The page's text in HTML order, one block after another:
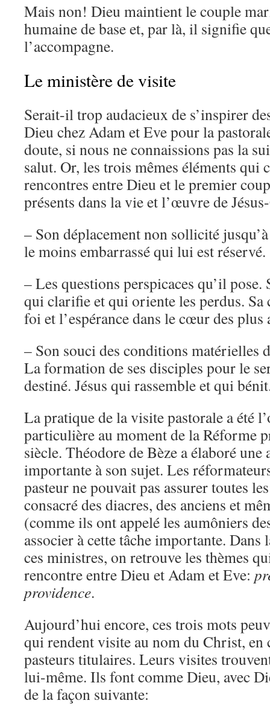
Mais non! Dieu maintient le couple
humaine de base et, par là, il signifie
l’accompagne.
Le ministère de visite
Serait-il trop audacieux de s’inspirer
Dieu chez Adam et Eve pour la
doute, si nous ne connaissions pas la
salut. Or, les trois mêmes éléments qui
rencontres entre Dieu et le premier
présents dans la vie et l’œuvre de
– Son déplacement non sollicité
le moins embarrassé qui lui est réservé.
– Les questions perspicaces qu’il pose.
qui clarifie et qui oriente les perdus. Sa
foi et l’espérance dans le cœur des plus
– Son souci des conditions matérielles
La formation de ses disciples pour le
destiné. Jésus qui rassemble et qui
La pratique de la visite pastorale a été
particulière au moment de la Réforme
siècle. Théodore de Bèze a élaboré une
importante à son sujet. Les
pasteur ne pouvait pas assurer toutes
consacré des diacres, des anciens et
(comme ils ont appelé les aumôniers
associer à cette tâche importante.
ces ministres, on retrouve les thèmes
rencontre entre Dieu et Adam et Eve:
providence.
Aujourd’hui encore, ces trois mots
qui rendent visite au nom du Christ, en
pasteurs titulaires. Leurs visites
lui-même. Ils font comme Dieu, avec
de la façon suivante: